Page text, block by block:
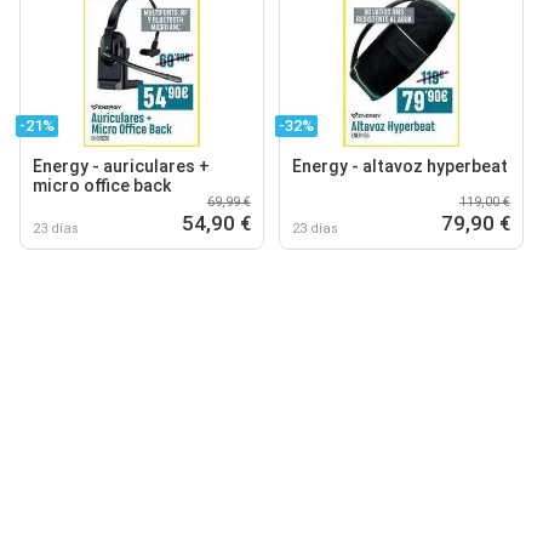
-21%
Energy - auriculares +
micro office back
23 días
69,99 €
54,90 €
-32%
Energy - altavoz hyperbeat
23 días
119,00 €
79,90 €